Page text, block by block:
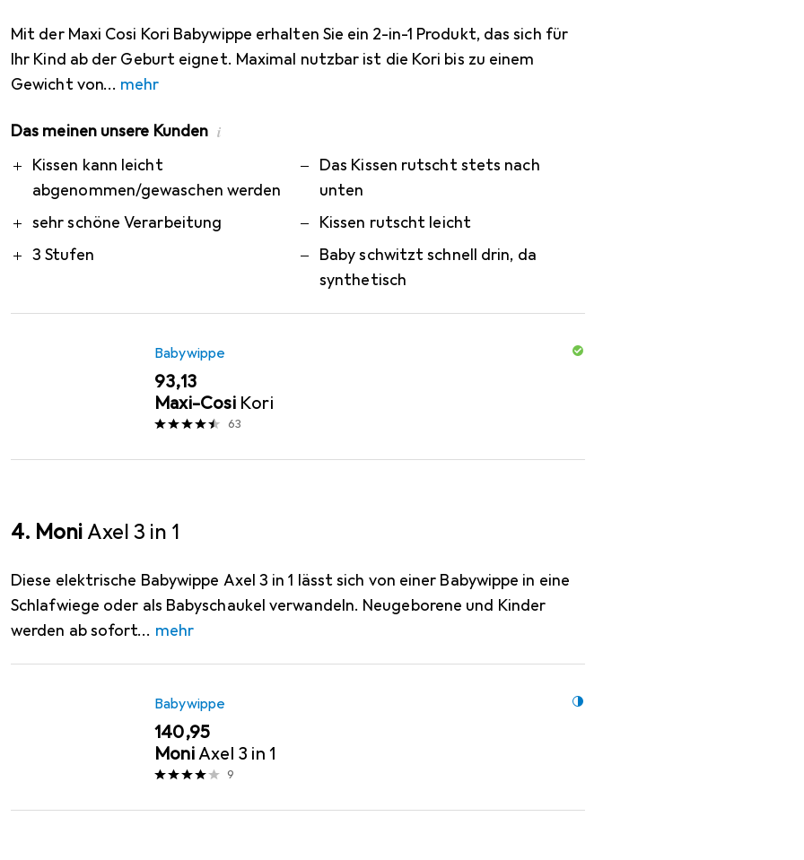
Mit der Maxi Cosi Kori Babywippe erhalten Sie ein 2-in-1 Produkt, das sich für
Ihr Kind ab der Geburt eignet. Maximal nutzbar ist die Kori bis zu einem
Gewicht von
mehr
Das meinen unsere Kunden i
ProKissen kann leicht
abgenommen/gewaschen werden
sehr schöne Verarbeitung
3 Stufen
Contra
Das Kissen rutscht stets nach
unten
Kissen rutscht leicht
Baby schwitzt schnell drin, da
synthetisch
Babywippe
EUR
93,13
Maxi-Cosi Kori
63
4. MoniAxel 3 in 1
Diese elektrische Babywippe Axel 3 in 1 lässt sich von einer Babywippe in eine
Schlafwiege oder als Babyschaukel verwandeln. Neugeborene und Kinder
werden ab sofort
mehr
Babywippe
EUR
140,95
MoniAxel 3 in 1
9